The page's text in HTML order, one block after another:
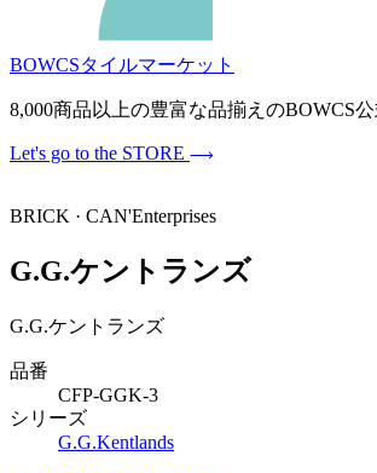
BOWCSタイルマーケット
8,000商品以上の豊富な品揃えのBOWCS
Let's go to the STORE
BRICK · CAN'Enterprises
G.G.ケントランズ
G.G.ケントランズ
品番
CFP-GGK-3
シリーズ
G.G.Kentlands